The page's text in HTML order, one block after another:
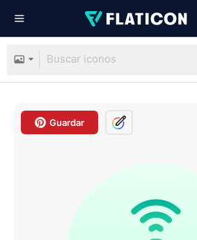
Guardar